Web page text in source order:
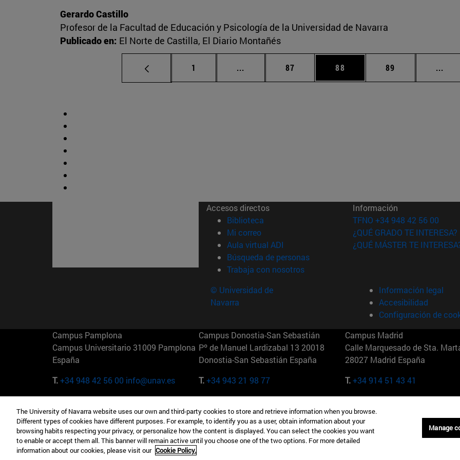
Gerardo Castillo
Profesor de la Facultad de Educación y Psicología de la Universidad de Navarra
Publicado en: El Norte de Castilla, El Diario Montañés
Página
1 ... Páginas intermedias Use TAB para desplazarse.
Página
87 Página
88 Página
89 ...
Accesos directos
Biblioteca (abre en nueva ventana)
Mi correo(abre en nueva ventana)
Aula virtual ADI (abre en nueva ventana)
Búsqueda de personas(abre en nueva ventana)
Trabaja con nosotros(abre en nueva ventana)
Información
TFNO +34 948 42 56 00
¿QUÉ GRADO TE INTERESA?
¿QUÉ MÁSTER TE
© Universidad de
Navarra
Información legal
Accesibilidad
Configuración de
Campus Pamplona
Campus Universitario 31009 Pamplona
España
T.+34 948 42 56 00 info@unav.es
Campus Donostia-San Sebastián
Pº de Manuel Lardizabal 13 20018
Donostia-San Sebastián España
T.+34 943 21 98 77
Campus Madrid
Calle Marquesado de Sta.
28027 Madrid España
T.+34 914 51 43 41
Camino del Cerro Águila 3 28023
Madrid España
T.+34 912 11 30 00
165 W 57th St 10019-2201 Nueva York
EE.UU
T.+1 646 346 8850
Maria-Theresia-Straße 15 81675
Múnich Alemania
T.+49 89 24209790
The University of Navarra website uses our own and third-party cookies to store and retrieve information when you browse.
Different types of cookies have different purposes. For example, to identify you as a user, obtain information about your
browsing habits respecting your privacy, or personalize how the content is displayed. You can select the cookies you want
to enable or accept them all. This banner will remain active until you choose one of the two options. For more detailed
information about our cookies, please visit our Cookie Policy.
Manage